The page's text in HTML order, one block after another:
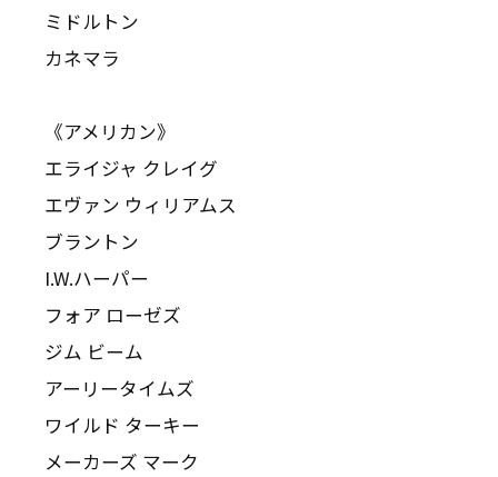
ミドルトン
カネマラ
《アメリカン》
エライジャ クレイグ
エヴァン ウィリアムス
ブラントン
I.W.ハーパー
フォア ローゼズ
ジム ビーム
アーリータイムズ
ワイルド ターキー
メーカーズ マーク